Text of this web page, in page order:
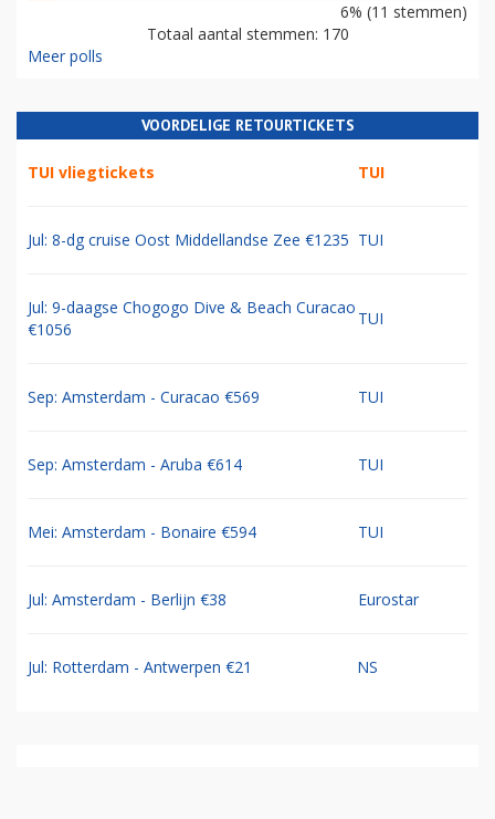
6% (11 stemmen)
Totaal aantal stemmen: 170
Meer polls
VOORDELIGE RETOURTICKETS
TUI vliegtickets TUI
Jul: 8-dg cruise Oost Middellandse Zee €1235 TUI
Jul: 9-daagse Chogogo Dive & Beach Curacao
€1056
TUI
Sep: Amsterdam - Curacao €569 TUI
Sep: Amsterdam - Aruba €614 TUI
Mei: Amsterdam - Bonaire €594 TUI
Jul: Amsterdam - Berlijn €38 Eurostar
Jul: Rotterdam - Antwerpen €21 NS